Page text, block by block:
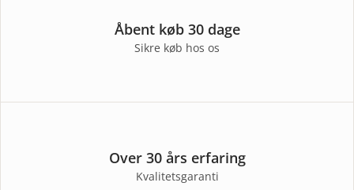
Åbent køb 30 dage
Sikre køb hos os
Over 30 års erfaring
Kvalitetsgaranti